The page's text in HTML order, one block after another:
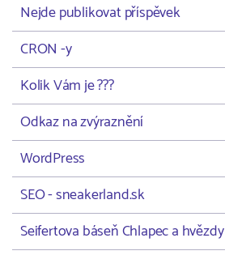
Nejde publikovat příspěvek
CRON -y
Kolik Vám je ???
Odkaz na zvýraznění
WordPress
SEO - sneakerland.sk
Seifertova báseň Chlapec a hvězdy